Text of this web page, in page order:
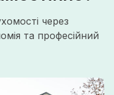
через
та професійний